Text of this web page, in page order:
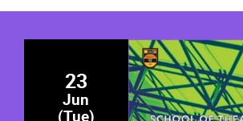
23
Jun
(Tue)